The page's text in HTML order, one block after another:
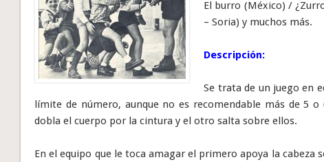
El burro (México) /
– Soria) y muchos más.
Descripción:
Se trata de un juego en
límite de número, aunque no es recomendable más de 5
dobla el cuerpo por la cintura y el otro salta sobre ellos.
En el equipo que le toca amagar el primero apoya la cabeza